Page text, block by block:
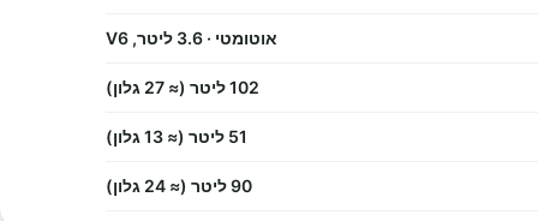
אוטומטי · 3.6 ליטר, V6
102 ליטר (≈ 27 גלון)
51 ליטר (≈ 13 גלון)
90 ליטר (≈ 24 גלון)